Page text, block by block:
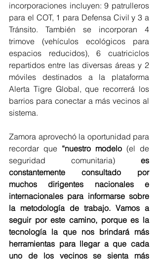
incorporaciones incluyen: 9 patrulleros
para el COT, 1 para Defensa Civil y 3 a
Tránsito. También se incorporan 4
trimove (vehículos ecológicos para
espacios reducidos), 6 cuatriciclos
repartidos entre las diversas áreas y 2
móviles destinados a la plataforma
Alerta Tigre Global, que recorrerá los
barrios para conectar a más vecinos al
sistema.
Zamora aprovechó la oportunidad para
recordar que “nuestro modelo (el de
seguridad comunitaria) es
constantemente consultado por
muchos dirigentes nacionales e
internacionales para informarse sobre
la metodología de trabajo. Vamos a
seguir por este camino, porque es la
tecnología la que nos brindará más
herramientas para llegar a que cada
uno de los vecinos se sienta más